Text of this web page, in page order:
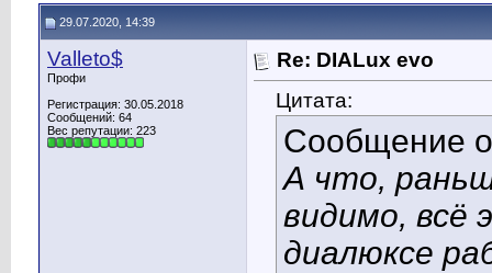
29.07.2020, 14:39
Valleto$
Профи
Регистрация: 30.05.2018
Сообщений: 64
Вес репутации: 223
Re: DIALux evo
Цитата:
Сообщение
А что,
видимо, всё
диалюксе